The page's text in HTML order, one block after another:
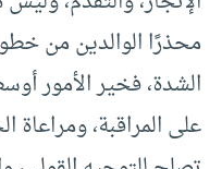
محذرًا الوالدين من
الشدة، فخير الأمور
على المراقبة، ومراعاة